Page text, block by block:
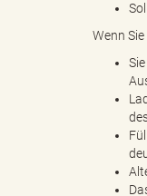
Wenn